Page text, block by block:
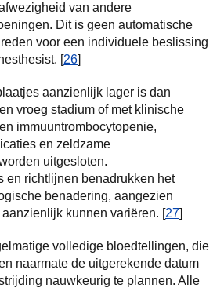
van andere
Dit is geen automatische
voor een individuele beslissing
[26]
aanzienlijk lager is dan
vroeg stadium of met klinische
immuuntrombocytopenie,
en zeldzame
uitgesloten.
en richtlijnen benadrukken het
benadering, aangezien
kunnen variëren. [27]
volledige bloedtellingen, die
naarmate de uitgerekende datum
nauwkeurig te plannen. Alle